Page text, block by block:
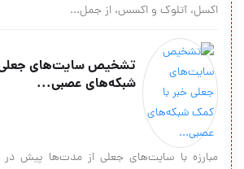
اکسل، آتلوک و اکسس، از جمل...
تشخیص سایت‌های جعلی
شبکه‌های عصبی...
مبارزه با سایت‌های جعلی از مدت‌ها پیش در